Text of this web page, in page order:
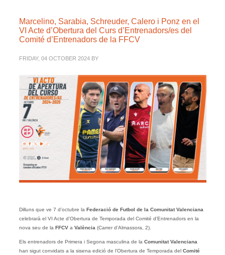
Marcelino, Sarabia, Schreuder, Calero i Ponz en el
VI Acte d’Obertura del Curs d’Entrenadors/es del
Comité d’Entrenadors de la FFCV
FRIDAY, 04 OCTOBER 2024 BY
Dilluns que ve 7 d’octubre la Federació de Futbol de la Comunitat Valenciana
celebrarà el VI Acte d’Obertura de Temporada del Comité d’Entrenadors en la
nova seu de la FFCV a València (Carrer d’Almassora, 2).
Els entrenadors de Primera i Segona masculina de la Comunitat Valenciana
han sigut convidats a la sisena edició de l’Obertura de Temporada del Comité